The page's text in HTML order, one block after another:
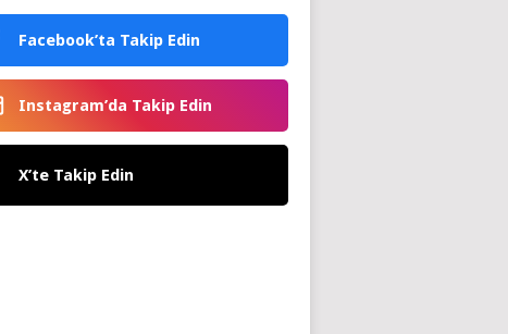
Facebook’ta Takip Edin
Instagram’da Takip Edin
X’te Takip Edin